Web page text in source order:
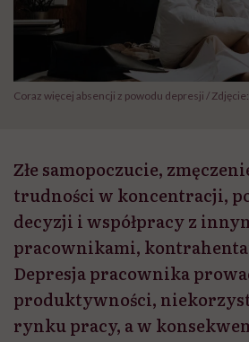
Coraz więcej absencji z powodu depresji /
Złe samopoczucie,
trudności w koncentracji,
decyzji i współpracy z
pracownikami,
Depresja pracownika
produktywności,
rynku pracy, a w